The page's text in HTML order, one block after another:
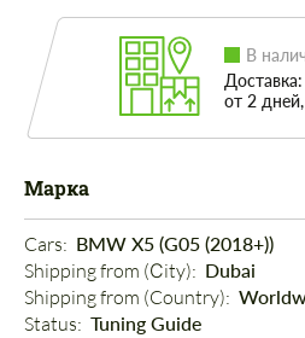
В
Доставка:
от 2
Марка
Cars: BMW X5 (G05 (2018+))
Shipping from (Сity): Dubai
Shipping from (Country):
Status: Tuning Guide